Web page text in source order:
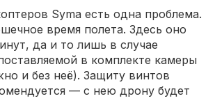
Syma есть одна проблема.
время полета. Здесь оно
да и то лишь в случае
в комплекте камеры
и без неё). Защиту винтов
— с нею дрону будет